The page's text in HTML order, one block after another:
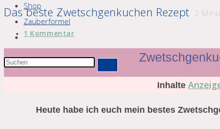
Shop
Zauberformel
Website-
Suche
umschalten
Diese
Website
Das beste Zwetschgenkuchen Rezept 2
Beitrags-
1 Kommentar
Inhalte
Heute habe ich euch mein bestes